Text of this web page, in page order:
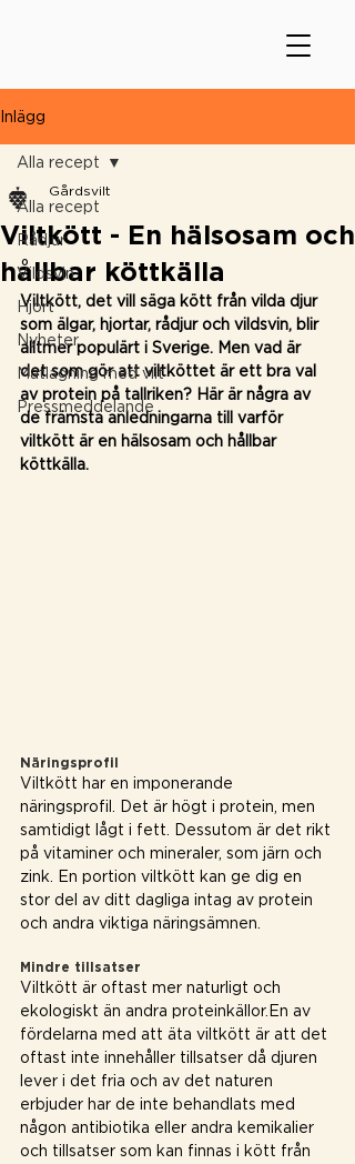
Inlägg
Alla recept
Rådjur
Vildsvin
Hjort
Nyheter
Matlagning med vilt
Pressmeddelande
Alla recept
Viltkött - En hälsosam och
hållbar köttkälla
Gårdsvilt
Viltkött, det vill säga kött från vilda djur
som älgar, hjortar, rådjur och vildsvin, blir
alltmer populärt i Sverige. Men vad är
det som gör att viltköttet är ett bra val
av protein på tallriken? Här är några av
de främsta anledningarna till varför
viltkött är en hälsosam och hållbar
köttkälla.
Näringsprofil
Viltkött har en imponerande
näringsprofil. Det är högt i protein, men
samtidigt lågt i fett. Dessutom är det rikt
på vitaminer och mineraler, som järn och
zink. En portion viltkött kan ge dig en
stor del av ditt dagliga intag av protein
och andra viktiga näringsämnen.
Mindre tillsatser
Viltkött är oftast mer naturligt och
ekologiskt än andra proteinkällor.En av
fördelarna med att äta viltkött är att det
oftast inte innehåller tillsatser då djuren
lever i det fria och av det naturen
erbjuder har de inte behandlats med
någon antibiotika eller andra kemikalier
och tillsatser som kan finnas i kött från